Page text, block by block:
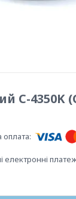
C-
електронні